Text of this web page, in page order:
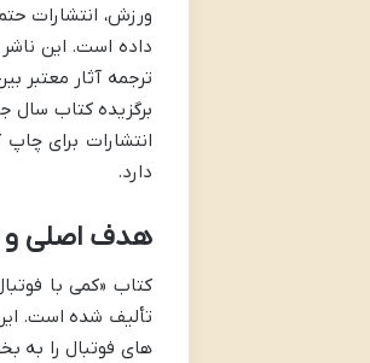
ورزش، انتشارات
برگزیده کتاب سال
انتشارات برای
دارد.
هدف اصلی و
کتاب «کمی با
تألیف شده است.
های فوتبال را به